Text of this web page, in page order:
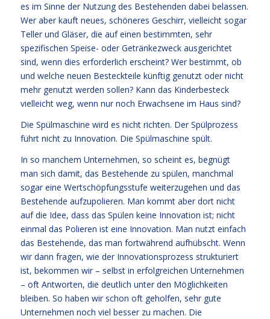
es im Sinne der Nutzung des Bestehenden dabei belassen.
Wer aber kauft neues, schöneres Geschirr, vielleicht sogar
Teller und Gläser, die auf einen bestimmten, sehr
spezifischen Speise- oder Getränkezweck ausgerichtet
sind, wenn dies erforderlich erscheint? Wer bestimmt, ob
und welche neuen Besteckteile künftig genutzt oder nicht
mehr genutzt werden sollen? Kann das Kinderbesteck
vielleicht weg, wenn nur noch Erwachsene im Haus sind?
Die Spülmaschine wird es nicht richten. Der Spülprozess
führt nicht zu Innovation. Die Spülmaschine spült.
In so manchem Unternehmen, so scheint es, begnügt
man sich damit, das Bestehende zu spülen, manchmal
sogar eine Wertschöpfungsstufe weiterzugehen und das
Bestehende aufzupolieren. Man kommt aber dort nicht
auf die Idee, dass das Spülen keine Innovation ist; nicht
einmal das Polieren ist eine Innovation. Man nutzt einfach
das Bestehende, das man fortwährend aufhübscht. Wenn
wir dann fragen, wie der Innovationsprozess strukturiert
ist, bekommen wir – selbst in erfolgreichen Unternehmen
– oft Antworten, die deutlich unter den Möglichkeiten
bleiben. So haben wir schon oft geholfen, sehr gute
Unternehmen noch viel besser zu machen. Die